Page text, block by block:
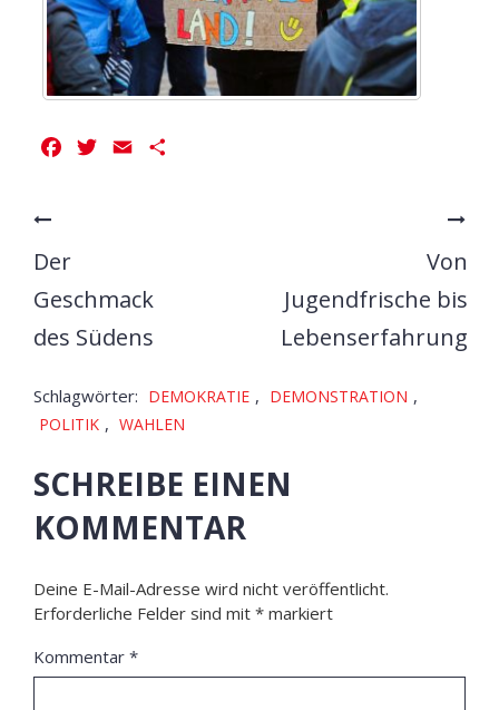
FacebookTwitter
Email
Der
Geschmack
des Südens
Von
Jugendfrische bis
Lebenserfahrung
Schlagwörter: DEMOKRATIE , DEMONSTRATION ,
POLITIK , WAHLEN
SCHREIBE EINEN
KOMMENTAR
Deine E-Mail-Adresse wird nicht veröffentlicht.
Erforderliche Felder sind mit * markiert
Kommentar *